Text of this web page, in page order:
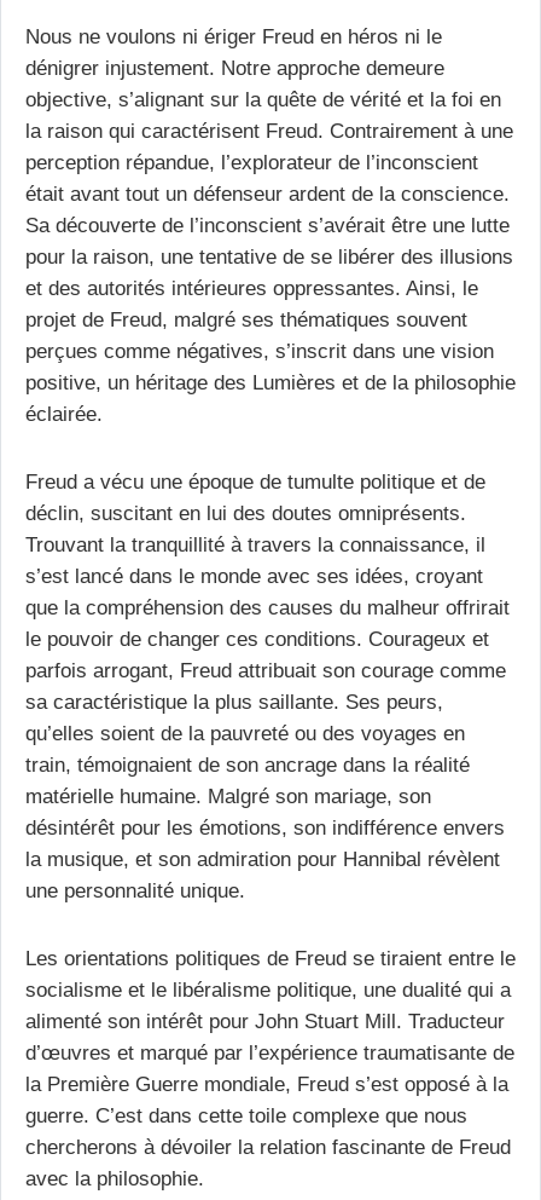
Nous ne voulons ni ériger Freud en héros ni le
dénigrer injustement. Notre approche demeure
objective, s’alignant sur la quête de vérité et la foi en
la raison qui caractérisent Freud. Contrairement à une
perception répandue, l’explorateur de l’inconscient
était avant tout un défenseur ardent de la conscience.
Sa découverte de l’inconscient s’avérait être une lutte
pour la raison, une tentative de se libérer des illusions
et des autorités intérieures oppressantes. Ainsi, le
projet de Freud, malgré ses thématiques souvent
perçues comme négatives, s’inscrit dans une vision
positive, un héritage des Lumières et de la philosophie
éclairée.
Freud a vécu une époque de tumulte politique et de
déclin, suscitant en lui des doutes omniprésents.
Trouvant la tranquillité à travers la connaissance, il
s’est lancé dans le monde avec ses idées, croyant
que la compréhension des causes du malheur offrirait
le pouvoir de changer ces conditions. Courageux et
parfois arrogant, Freud attribuait son courage comme
sa caractéristique la plus saillante. Ses peurs,
qu’elles soient de la pauvreté ou des voyages en
train, témoignaient de son ancrage dans la réalité
matérielle humaine. Malgré son mariage, son
désintérêt pour les émotions, son indifférence envers
la musique, et son admiration pour Hannibal révèlent
une personnalité unique.
Les orientations politiques de Freud se tiraient entre le
socialisme et le libéralisme politique, une dualité qui a
alimenté son intérêt pour John Stuart Mill. Traducteur
d’œuvres et marqué par l’expérience traumatisante de
la Première Guerre mondiale, Freud s’est opposé à la
guerre. C’est dans cette toile complexe que nous
chercherons à dévoiler la relation fascinante de Freud
avec la philosophie.